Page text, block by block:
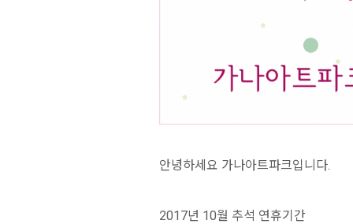
안녕하세요 가나아트파크입니다.
2017년 10월 추석 연휴기간